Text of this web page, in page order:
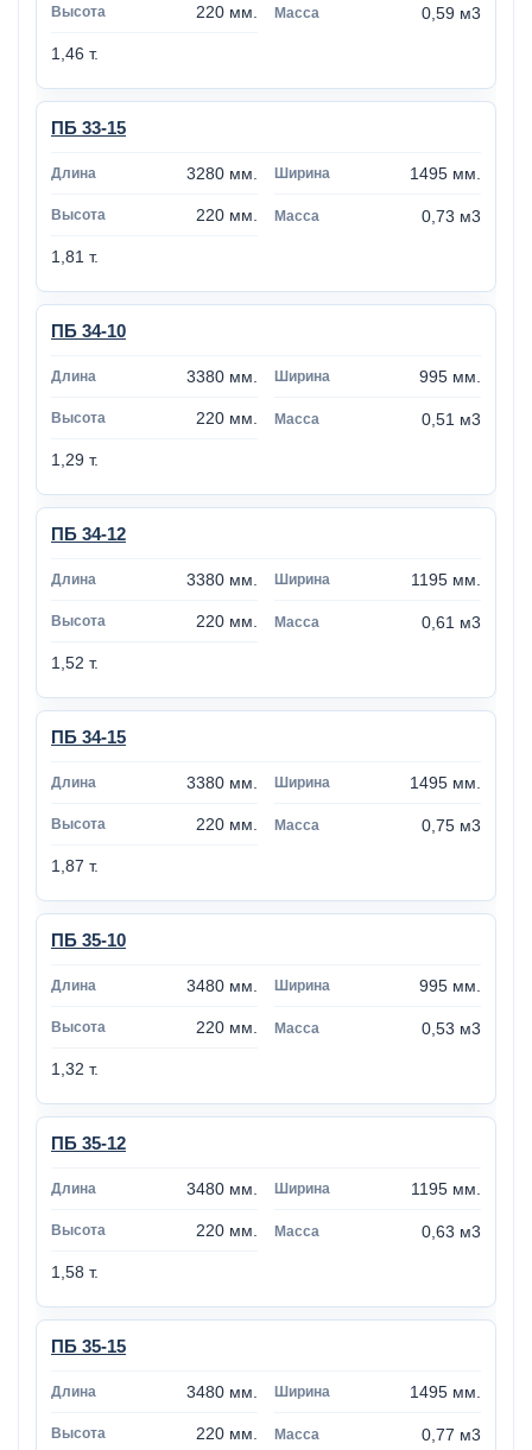
220 мм. 0,59 м3
1,46 т.
ПБ 33-15
3280 мм. 1495 мм.
220 мм. 0,73 м3
1,81 т.
ПБ 34-10
3380 мм. 995 мм.
220 мм. 0,51 м3
1,29 т.
ПБ 34-12
3380 мм. 1195 мм.
220 мм. 0,61 м3
1,52 т.
ПБ 34-15
3380 мм. 1495 мм.
220 мм. 0,75 м3
1,87 т.
ПБ 35-10
3480 мм. 995 мм.
220 мм. 0,53 м3
1,32 т.
ПБ 35-12
3480 мм. 1195 мм.
220 мм. 0,63 м3
1,58 т.
ПБ 35-15
3480 мм. 1495 мм.
220 мм. 0,77 м3